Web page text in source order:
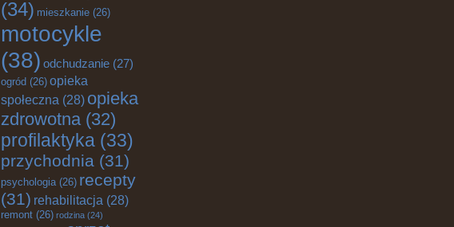
(34) mieszkanie (26)
motocykle
(38) odchudzanie (27)
ogród (26) opieka
społeczna (28) opieka
zdrowotna(32)
profilaktyka (33)
przychodnia (31)
psychologia(26) recepty
(31) rehabilitacja (28)
remont (26) rodzina (24)